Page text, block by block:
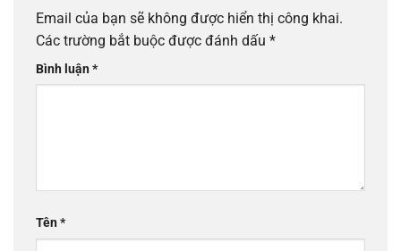
Email của bạn sẽ không được hiển thị công khai.
Các trường bắt buộc được đánh dấu *
Bình luận*
Tên*